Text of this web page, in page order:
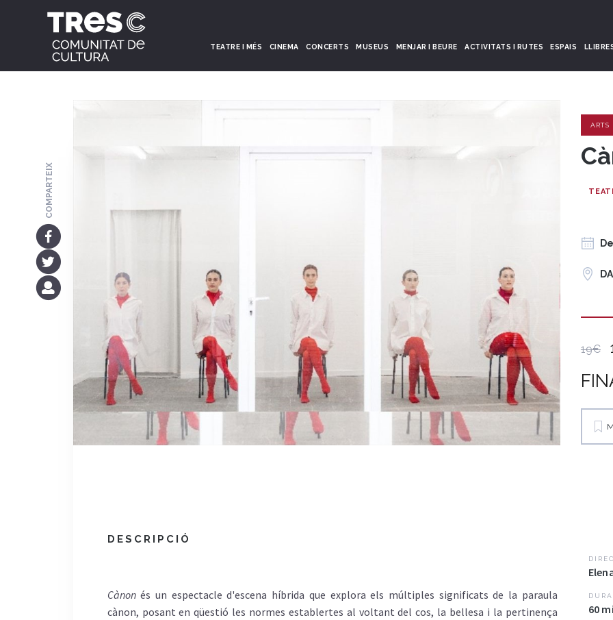
TEATRE I MÉS CINEMA CONCERTS MUSEUS MENJAR I BEURE ACTIVITATS I RUTES ESPAIS
ARTS
19€
DESCRIPCIÓ
Cànon és un espectacle d'escena híbrida que explora els múltiples significats de la paraula
cànon, posant en qüestió les normes establertes al voltant del cos, la bellesa i la pertinença
60
COMPARTEIX